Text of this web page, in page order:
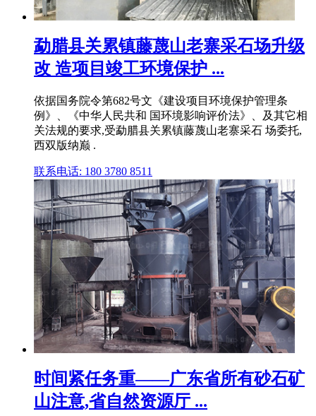
勐腊县关累镇藤蔑山老寨采石场升级
改 造项目竣工环境保护 ...
依据国务院令第682号文《建设项目环境保护管理条
例》、《中华人民共和 国环境影响评价法》、及其它相
关法规的要求,受勐腊县关累镇藤蔑山老寨采石 场委托,
西双版纳巅 .
联系电话: 180 3780 8511
时间紧任务重——广东省所有砂石矿
山注意,省自然资源厅 ...